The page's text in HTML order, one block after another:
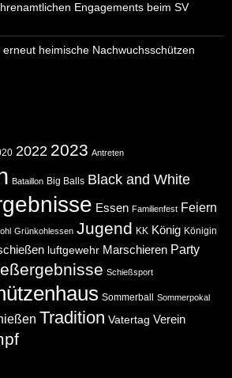
Engagements beim SV
heimische Nachwuchsschützen
2022 2023 Antreten
Bataillon Big Balls Black and White
Essen Familienfest Feiern
Grünkohlessen Jugend KK König Königin
luftgewehr Marschieren Party
Schießsport
Sommerball Sommerpokal
Tradition Vatertag Verein